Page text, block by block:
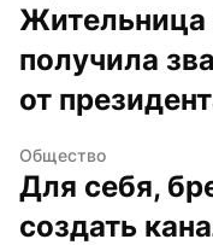
Жительница
получила
от
Общество
Для себя,
создать